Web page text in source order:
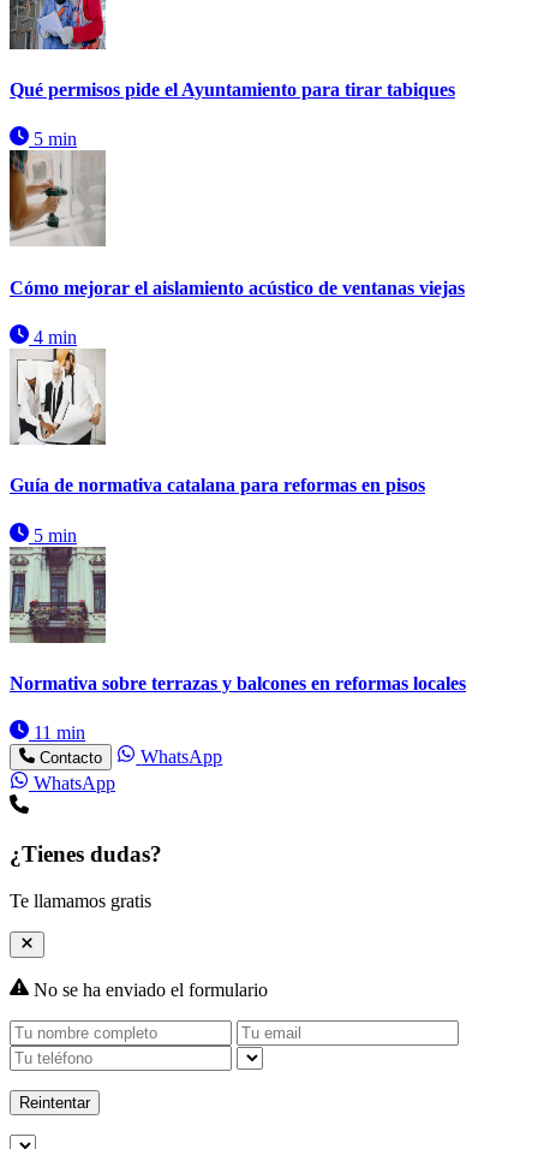
Qué permisos pide el Ayuntamiento para tirar tabiques
5 min
Cómo mejorar el aislamiento acústico de ventanas viejas
4 min
Guía de normativa catalana para reformas en pisos
5 min
Normativa sobre terrazas y balcones en reformas locales
11 min
Contacto
WhatsApp
WhatsApp
¿Tienes dudas?
Te llamamos gratis
No se ha enviado el formulario
Reintentar